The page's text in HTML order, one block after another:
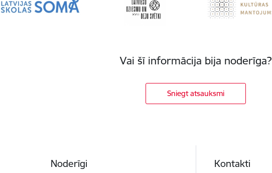
Vai šī informācija bija noderīga?
Sniegt atsauksmi
Noderīgi Kontakti